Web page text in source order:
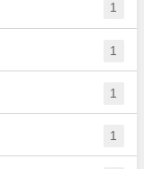
1
1
1
1